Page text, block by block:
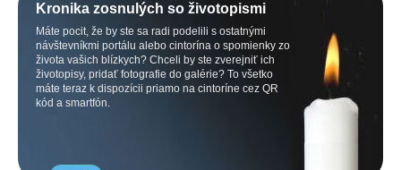
Kronika zosnulých so životopismi
Máte pocit, že by ste sa radi podelili s ostatnými
návštevníkmi portálu alebo cintorína o spomienky zo
života vašich blízkych? Chceli by ste zverejniť ich
životopisy, pridať fotografie do galérie? To všetko
máte teraz k dispozícii priamo na cintoríne cez QR
kód a smartfón.